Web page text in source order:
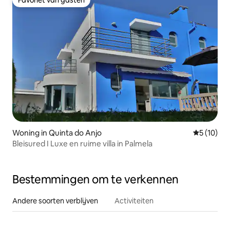
Favoriet van gasten
Woning in Quinta do Anjo
5 (10)
Bleisured I Luxe en ruime villa in Palmela
Bestemmingen om te verkennen
Andere soorten verblijven Activiteiten